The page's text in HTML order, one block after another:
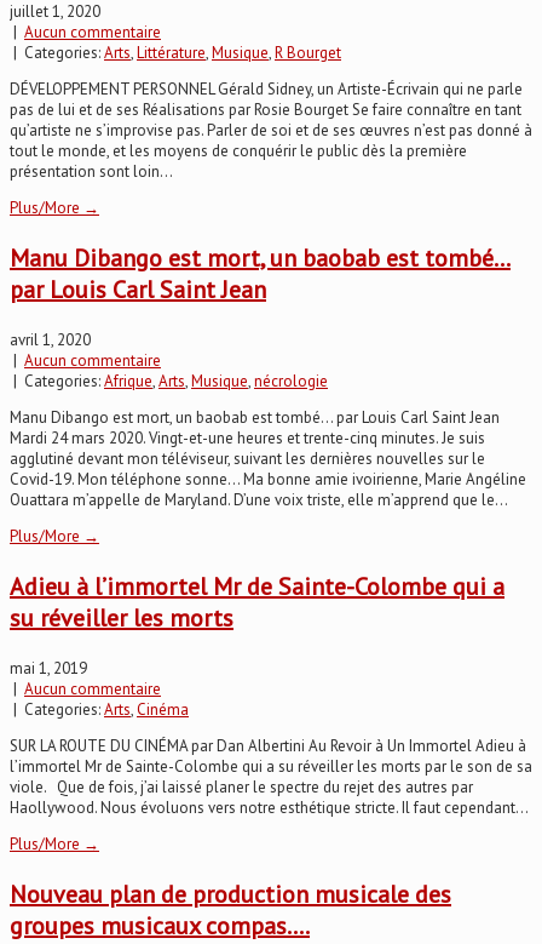
juillet 1, 2020
| Aucun commentaire
| Categories:Arts,Littérature,Musique,R Bourget
DÉVELOPPEMENT PERSONNEL Gérald Sidney, un Artiste-Écrivain qui ne parle
pas de lui et de ses Réalisations par Rosie Bourget Se faire connaître en tant
qu’artiste ne s’improvise pas. Parler de soi et de ses œuvres n’est pas donné à
tout le monde, et les moyens de conquérir le public dès la première
présentation sont loin...
Plus/More →
Manu Dibango est mort, un baobab est tombé…
par Louis Carl Saint Jean
avril 1, 2020
| Aucun commentaire
| Categories:Afrique,Arts,Musique,nécrologie
Manu Dibango est mort, un baobab est tombé... par Louis Carl Saint Jean
Mardi 24 mars 2020. Vingt-et-une heures et trente-cinq minutes. Je suis
agglutiné devant mon téléviseur, suivant les dernières nouvelles sur le
Covid-19. Mon téléphone sonne... Ma bonne amie ivoirienne, Marie Angéline
Ouattara m’appelle de Maryland. D’une voix triste, elle m’apprend que le...
Plus/More →
Adieu à l’immortel Mr de Sainte-Colombe qui a
su réveiller les morts
mai 1, 2019
| Aucun commentaire
| Categories:Arts,Cinéma
SUR LA ROUTE DU CINÉMA par Dan Albertini Au Revoir à Un Immortel Adieu à
l’immortel Mr de Sainte-Colombe qui a su réveiller les morts par le son de sa
viole. Que de fois, j’ai laissé planer le spectre du rejet des autres par
Haollywood. Nous évoluons vers notre esthétique stricte. Il faut cependant...
Plus/More →
Nouveau plan de production musicale des
groupes musicaux compas….